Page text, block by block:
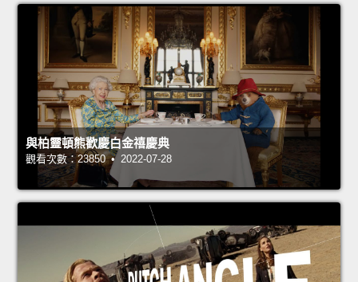
與柏靈頓熊歡慶白金禧慶典
觀看次數：23850 • 2022-07-28